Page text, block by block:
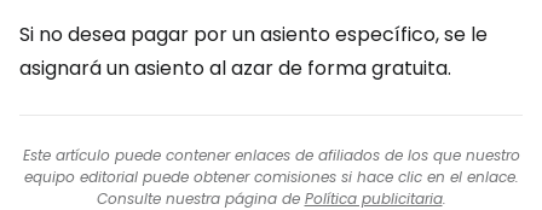
Si no desea pagar por un asiento específico, se le
asignará un asiento al azar de forma gratuita.
Este artículo puede contener enlaces de afiliados de los que nuestro
equipo editorial puede obtener comisiones si hace clic en el enlace.
Consulte nuestra página de Política publicitaria.